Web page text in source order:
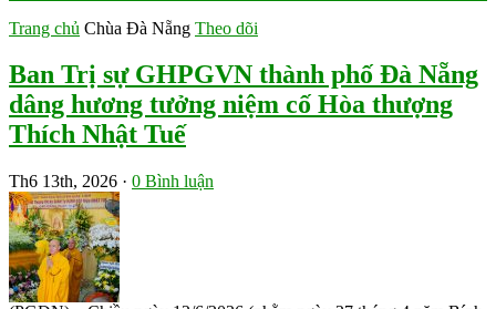
Trang chủ Chùa Đà Nẵng Theo dõi
Ban Trị sự GHPGVN thành phố Đà Nẵng
dâng hương tưởng niệm cố Hòa thượng
Thích Nhật Tuế
Th6 13th, 2026 · 0 Bình luận